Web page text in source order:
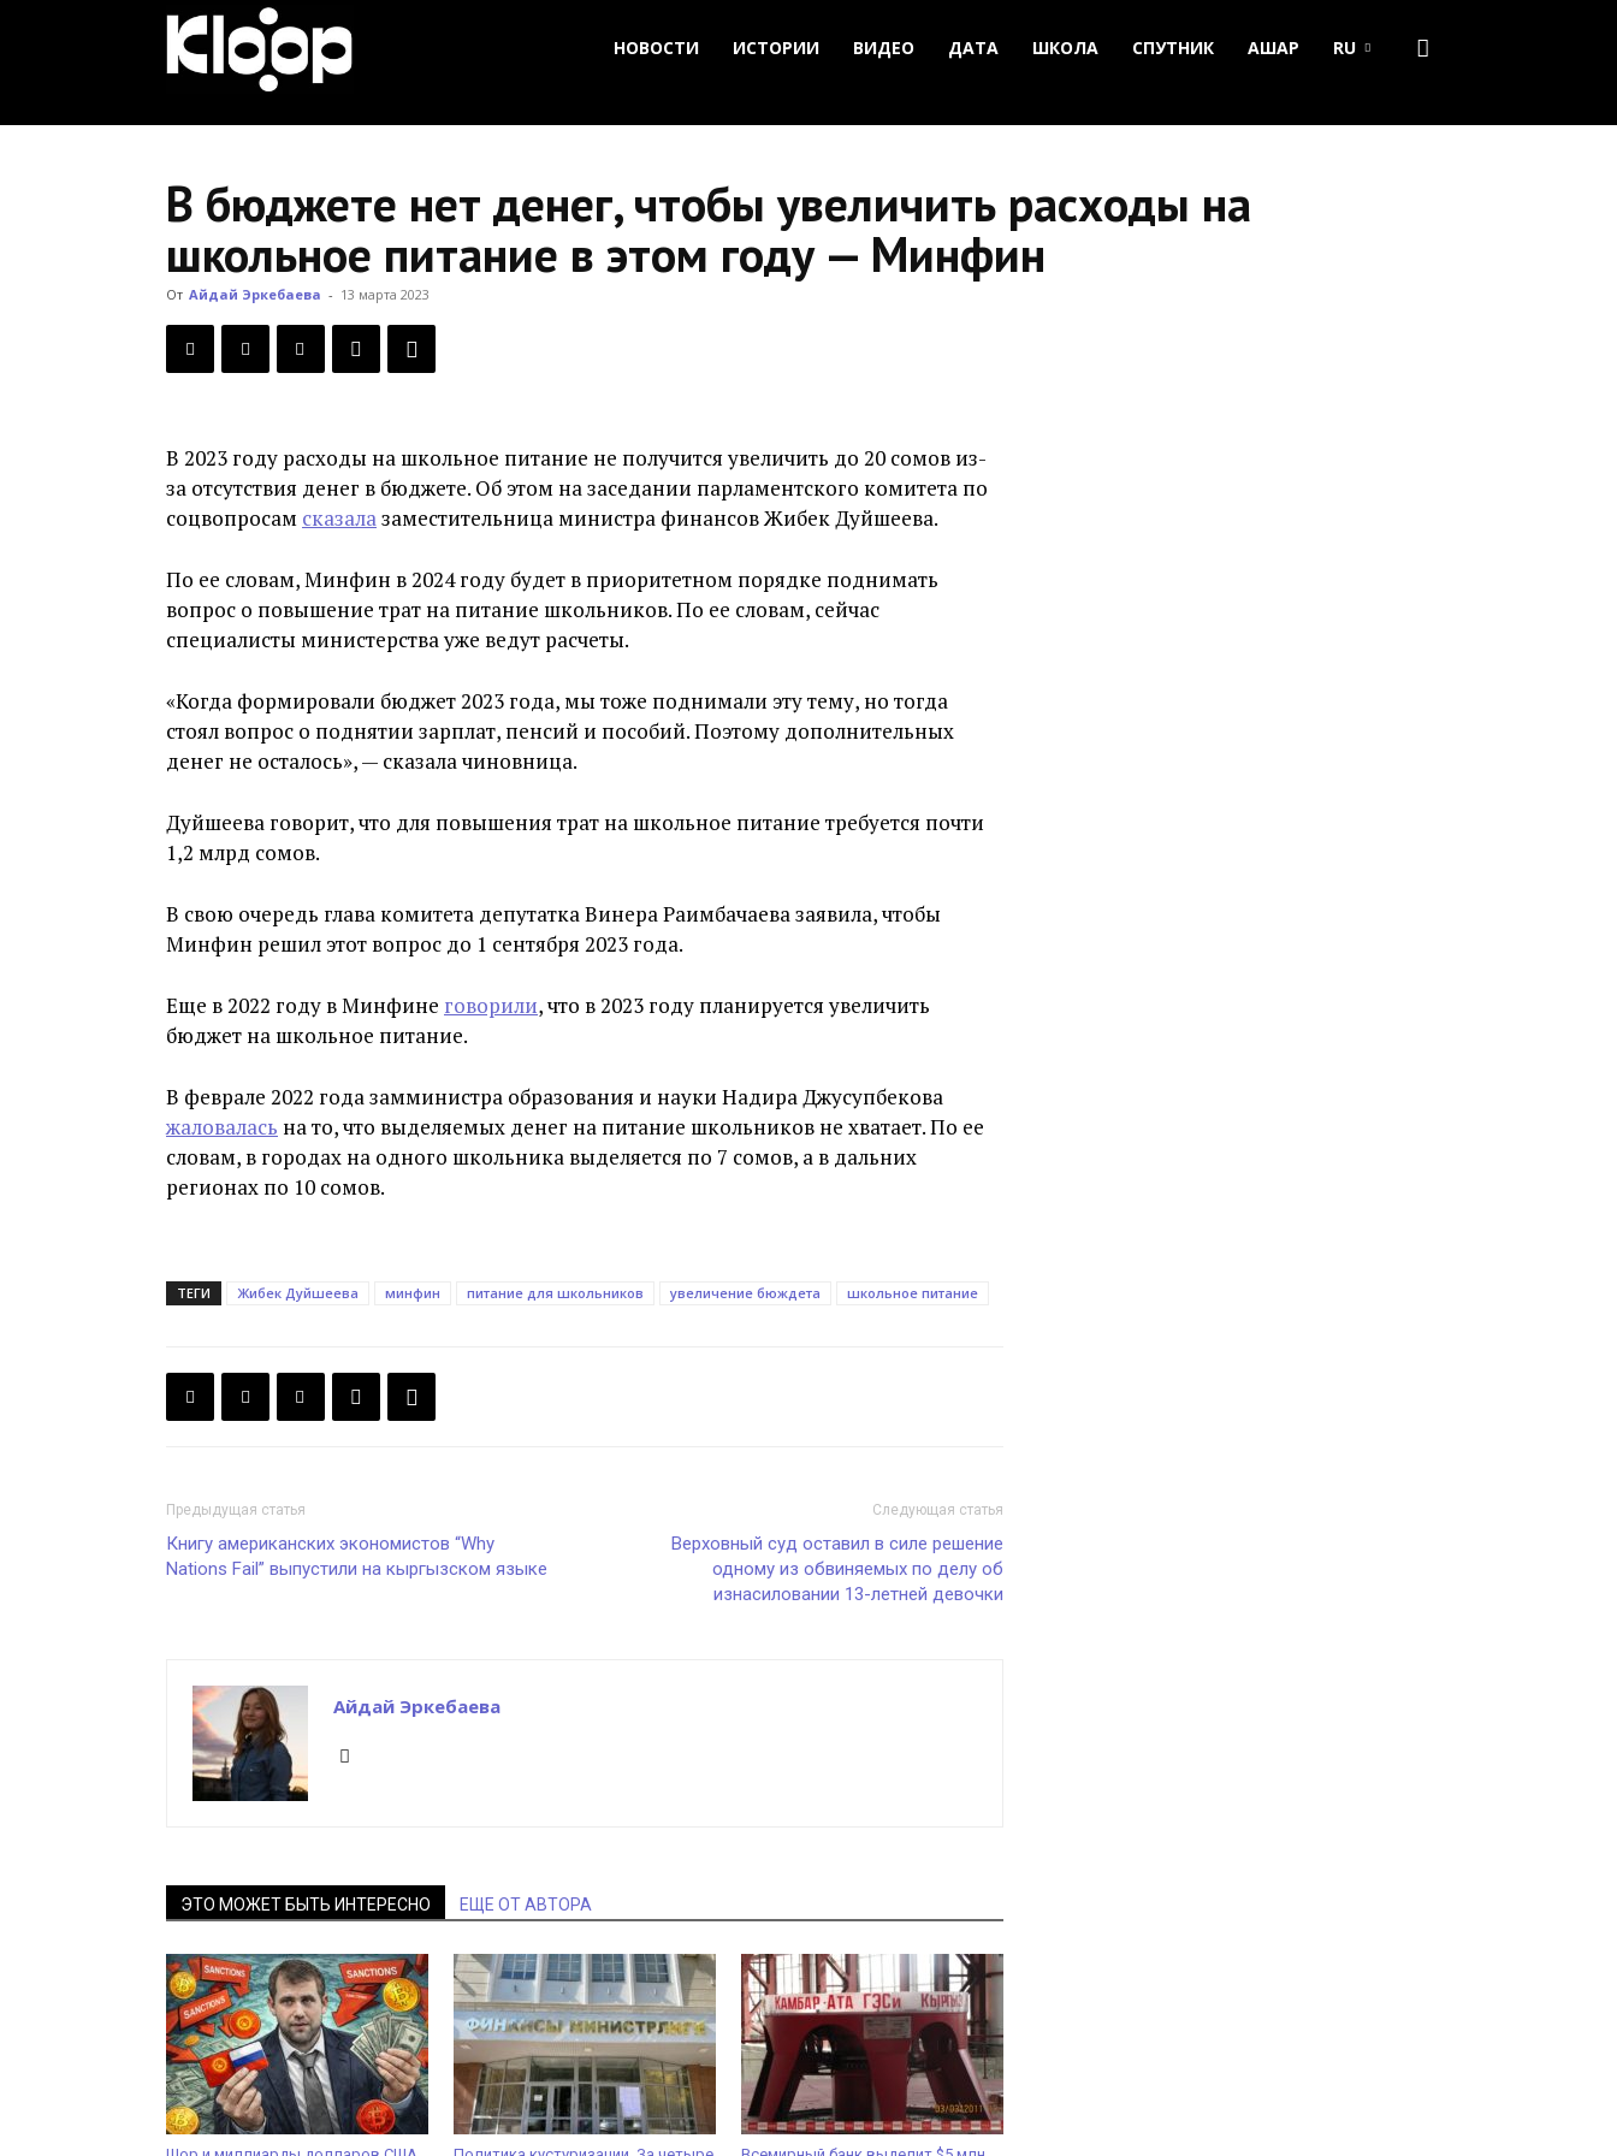
Кыргызстана
НОВОСТИ ИСТОРИИ ВИДЕО ДАТА ШКОЛА СПУТНИК АШАР RU
В бюджете нет денег, чтобы увеличить расходы на
школьное питание в этом году — Минфин
От Айдай Эркебаева - 13 марта 2023
В 2023 году расходы на школьное питание не получится увеличить до 20 сомов из-
за отсутствия денег в бюджете. Об этом на заседании парламентского комитета по
соцвопросам сказалазаместительница министра финансов Жибек Дуйшеева.
По ее словам, Минфин в 2024 году будет в приоритетном порядке поднимать
вопрос о повышение трат на питание школьников. По ее словам, сейчас
специалисты министерства уже ведут расчеты.
«Когда формировали бюджет 2023 года, мы тоже поднимали эту тему, но тогда
стоял вопрос о поднятии зарплат, пенсий и пособий. Поэтому дополнительных
денег не осталось», — сказала чиновница.
Дуйшеева говорит, что для повышения трат на школьное питание требуется почти
1,2 млрд сомов.
В свою очередь глава комитета депутатка Винера Раимбачаева заявила, чтобы
Минфин решил этот вопрос до 1 сентября 2023 года.
Еще в 2022 году в Минфине говорили, что в 2023 году планируется увеличить
бюджет на школьное питание.
В феврале 2022 года замминистра образования и науки Надира Джусупбекова
жаловалась на то, что выделяемых денег на питание школьников не хватает. По ее
словам, в городах на одного школьника выделяется по 7 сомов, а в дальних
регионах по 10 сомов.
ТЕГИ Жибек Дуйшеева минфин питание для школьников увеличение бюждета школьное питание
Предыдущая статья
Книгу американских экономистов “Why
Nations Fail” выпустили на кыргызском языке
Следующая статья
Верховный суд оставил в силе решение
одному из обвиняемых по делу об
изнасиловании 13-летней девочки
Айдай Эркебаева
ЭТО МОЖЕТ БЫТЬ ИНТЕРЕСНО ЕЩЕ ОТ АВТОРА